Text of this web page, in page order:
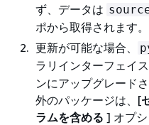
ず、データは
ポから取得されます。
更新が可能な場合、
ラリインターフェイ
ンにアップグレード
外のパッケージは、[
ラムを含める ] オプ